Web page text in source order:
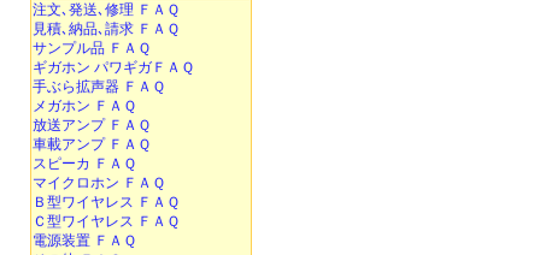
注文､発送､修理 ＦＡＱ
見積､納品､請求 ＦＡＱ
サンプル品 ＦＡＱ
ギガホン パワギガＦＡＱ
手ぶら拡声器 ＦＡＱ
メガホン ＦＡＱ
放送アンプ ＦＡＱ
車載アンプ ＦＡＱ
スピーカ ＦＡＱ
マイクロホン ＦＡＱ
Ｂ型ワイヤレス ＦＡＱ
Ｃ型ワイヤレス ＦＡＱ
電源装置 ＦＡＱ